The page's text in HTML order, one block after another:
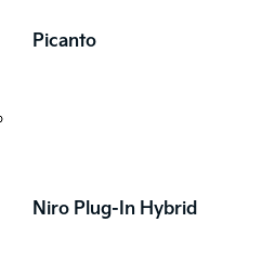
Picanto
Niro Plug-In Hybrid